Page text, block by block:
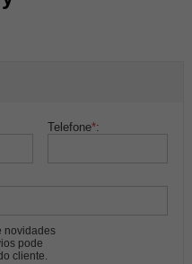
Telefone*:
novidades
pode
cliente.